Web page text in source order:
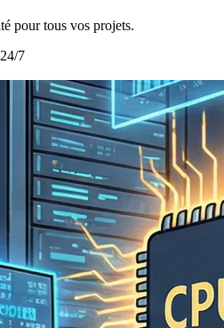
pour tous vos projets.
7